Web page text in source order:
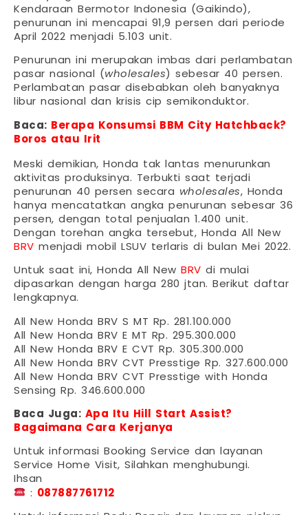
Kendaraan Bermotor Indonesia (Gaikindo),
penurunan ini mencapai 91,9 persen dari periode
April 2022 menjadi 5.103 unit.
Penurunan ini merupakan imbas dari perlambatan
pasar nasional ( wholesales ) sebesar 40 persen.
Perlambatan pasar disebabkan oleh banyaknya
libur nasional dan krisis cip semikonduktor.
Baca: Berapa Konsumsi BBM City Hatchback?
Boros atau Irit
Meski demikian, Honda tak lantas menurunkan
aktivitas produksinya. Terbukti saat terjadi
penurunan 40 persen secara wholesales, Honda
hanya mencatatkan angka penurunan sebesar 36
persen, dengan total penjualan 1.400 unit.
Dengan torehan angka tersebut, Honda All New
BRV menjadi mobil LSUV terlaris di bulan Mei 2022.
Untuk saat ini, Honda All New BRV di mulai
dipasarkan dengan harga 280 jtan. Berikut daftar
lengkapnya.
All New Honda BRV S MT Rp. 281.100.000
All New Honda BRV E MT Rp. 295.300.000
All New Honda BRV E CVT Rp. 305.300.000
All New Honda BRV CVT Presstige Rp. 327.600.000
All New Honda BRV CVT Presstige with Honda
Sensing Rp. 346.600.000
Baca Juga: Apa Itu Hill Start Assist?
Bagaimana Cara Kerjanya
Untuk informasi Booking Service dan layanan
Service Home Visit, Silahkan menghubungi.
Ihsan
: 087887761712